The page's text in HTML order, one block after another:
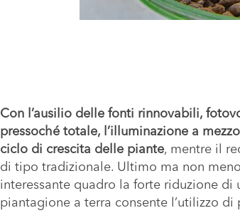
Con l’ausilio delle fonti rinnovabili,
pressoché totale, l’illuminazione a
ciclo di crescita delle piante, mentre il
di tipo tradizionale. Ultimo ma non
interessante quadro la forte riduzione di
piantagione a terra consente l’utilizzo